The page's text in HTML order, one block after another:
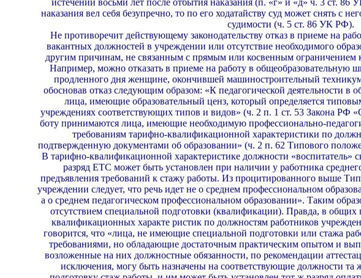
истечении восьми лет пос­ле отбытия наказания (п. «г» и «д» ч. 3 ст.
наказания вел себя безупречно, то по его ходатайству суд может снять с
су­димости (ч. 5 ст. 86 УК РФ).
Не противоречит действующему законодательству отказ в приеме на
вакантных должностей в учреждении или отсутствие необходимого
другим причинам, не связан­ным с прямым или косвенным ограничением
Например, можно отказать в приеме на работу в общеобразо­вательную
продленного дня женщине, окончившей машино­строительный
обосновав отказ следующим образом: «К педагогической деятельности в
лица, имеющие образо­вательный ценз, который определяется
учреждениях со­ответствующих типов и видов» (ч. 2 п. 1 ст. 53 Зако­на РФ
боту принимаются лица, имеющие необходимую профессионально-
требованиям тарифно-квалифи­кационной характеристики по
подтвержденную документами об образовании» (ч. 2 п. 62 Типового
В тариф­но-квалификационной характеристике должности «воспитатель»
разряд ETC может быть установлен при наличии у работника
предъявления требований к стажу работы. Из процитированного выше
учреждении сле­дует, что речь идет не о среднем профессиональ­ном
а о среднем педагогическом профессиональном образовании». Таким
отсутствием специальной подготовки (квалификации). Правда, в
квалификационных характе ристик по должностям работников
говорится, что «лица, не имеющие специальной подготовки или стажа
требованиями, но обладающие достаточным практическим опытом и
возложенные на них должностные обязанности, по рекомендации
исключения, могу быть назначены на соответствующие должности